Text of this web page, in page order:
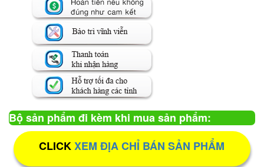
Bộ sản phẩm đi kèm khi mua sản phẩm:
CLICKXEM ĐỊA CHỈ BÁN SẢN PHẨM